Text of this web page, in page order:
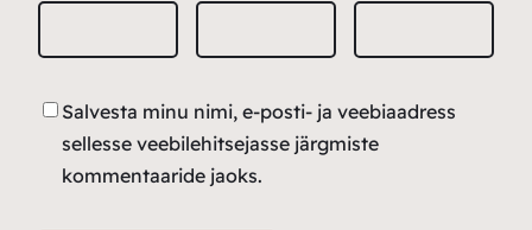
Salvesta minu nimi, e-posti- ja veebiaadress
sellesse veebilehitsejasse järgmiste
kommentaaride jaoks.